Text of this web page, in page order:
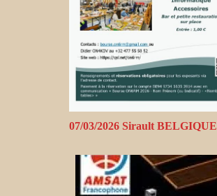
07/03/2026 Sirault BELGIQUE